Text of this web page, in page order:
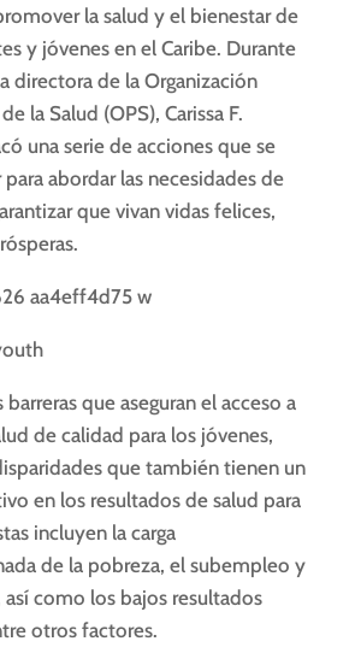
la salud y el bienestar de
y jóvenes en el Caribe. Durante
directora de la Organización
la Salud (OPS), Carissa F.
una serie de acciones que se
abordar las necesidades de
que vivan vidas felices,
que aseguran el acceso a
de calidad para los jóvenes,
que también tienen un
en los resultados de salud para
incluyen la carga
de la pobreza, el subempleo y
como los bajos resultados
otros factores.